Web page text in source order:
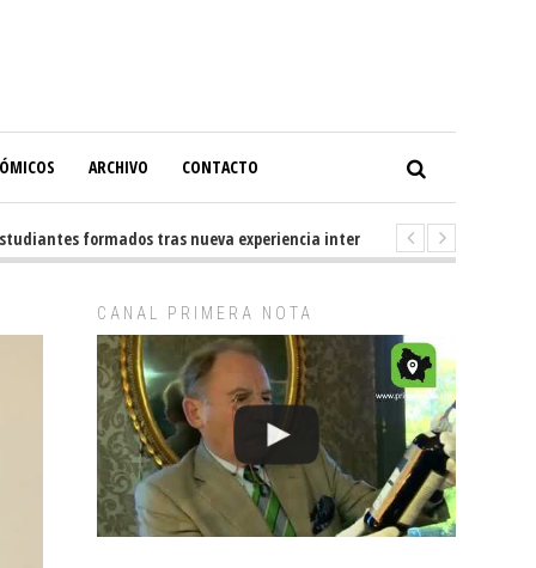
ARCHIVO CONTACTO
formados tras nueva experiencia internacional en Buenos Aires
CANAL PRIMERA NOTA